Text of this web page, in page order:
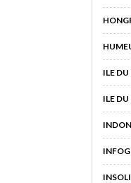
ILE
ILE DU